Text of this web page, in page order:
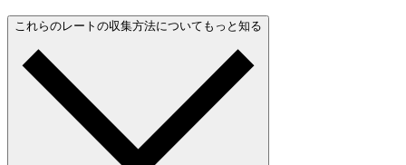
これらのレートの収集方法についてもっと知る